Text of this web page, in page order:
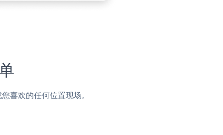
喜欢的任何位置现场。